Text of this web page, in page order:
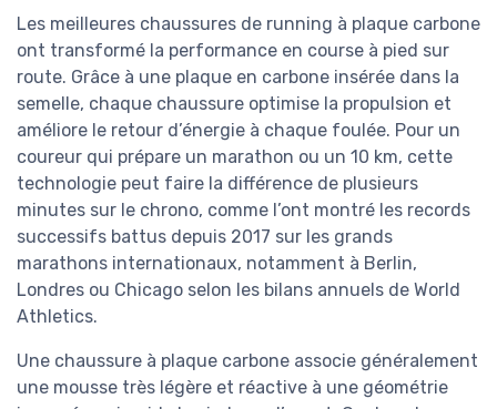
Les meilleures chaussures de running à plaque carbone
ont transformé la performance en course à pied sur
route. Grâce à une plaque en carbone insérée dans la
semelle, chaque chaussure optimise la propulsion et
améliore le retour d’énergie à chaque foulée. Pour un
coureur qui prépare un marathon ou un 10 km, cette
technologie peut faire la différence de plusieurs
minutes sur le chrono, comme l’ont montré les records
successifs battus depuis 2017 sur les grands
marathons internationaux, notamment à Berlin,
Londres ou Chicago selon les bilans annuels de World
Athletics.
Une chaussure à plaque carbone associe généralement
une mousse très légère et réactive à une géométrie